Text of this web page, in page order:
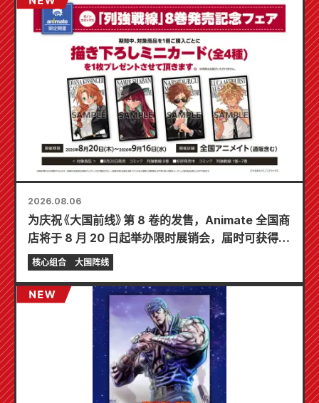
2026.08.06
为庆祝《大国前线》第 8 卷的发售，Animate 全国商
店将于 8 月 20 日起举办限时展销会，届时可获得特
制迷你卡片（共 4 种）！
核心组合 大国阵线